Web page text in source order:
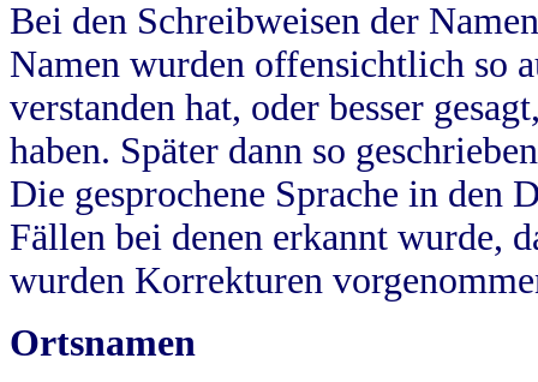
Bei den Schreibweisen der
Namen wurden offensichtlich so
verstanden hat, oder besser
haben. Später dann so
Die gesprochene Sprache in
Fällen bei denen erkannt wurde,
wurden Korrekturen
Ortsnamen